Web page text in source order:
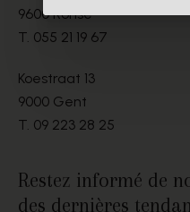
9600 Ronse
T. 055 21 19 67
Koestraat 13
9000 Gent
T. 09 223 28 25
Restez informé de
des dernières